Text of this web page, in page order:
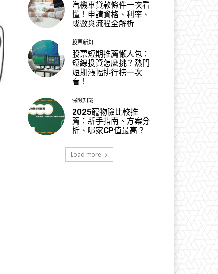
汽機車貸款條件一次看
懂！申請資格、利率、
成數與流程全解析
股票新知
股票短期推薦懶人包：
短線投資怎麼挑？熱門
短期漲幅排行榜一次
看！
保險知識
2025寵物險比較推
薦：新手指南、方案分
析、哪家CP值最高？
Load more